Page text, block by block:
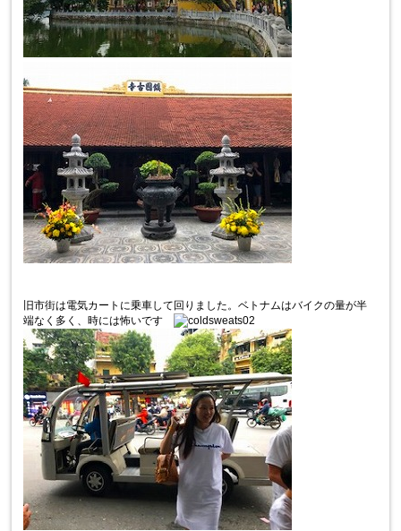
旧市街は電気カートに乗車して回りました。ベトナムはバイクの量が半
端なく多く、時には怖いです